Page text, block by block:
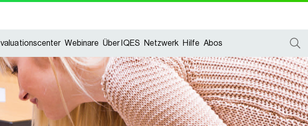
Webinare Über IQES Netzwerk Hilfe Abos